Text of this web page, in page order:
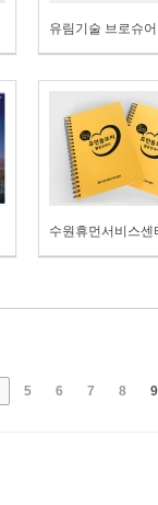
유림기술 브로슈어
5 6 7 8 9